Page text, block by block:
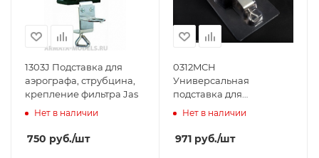
1303J Подставка для
аэрографа, струбцина,
крепление фильтра Jas
Нет в наличии
750 руб./шт
0312MCH
Универсальная
подставка для
аэрографа MACHETE
Нет в наличии
971 руб./шт